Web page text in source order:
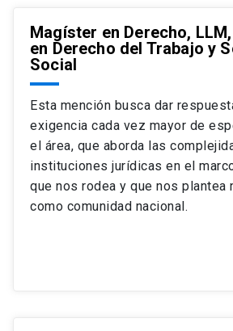
Magíster en Derecho,
en Derecho del Trabajo y
Social
Esta mención busca dar
exigencia cada vez mayor de
el área, que aborda las
instituciones jurídicas en el
que nos rodea y que nos plantea
como comunidad nacional.